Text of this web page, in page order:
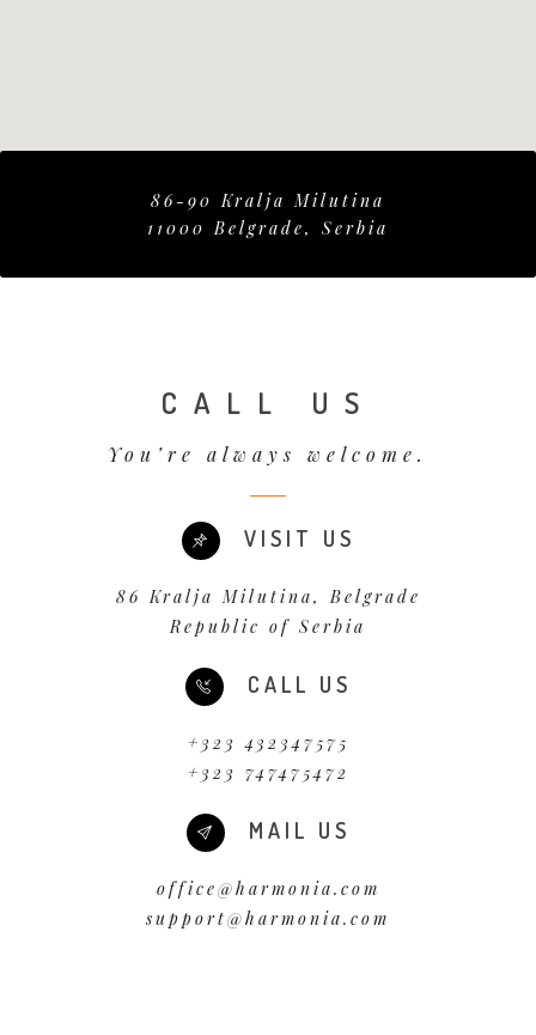
86-90 Kralja Milutina
11000 Belgrade, Serbia
CALL US
You’re always welcome.
VISIT US
86 Kralja Milutina, Belgrade
Republic of Serbia
CALL US
+323 432347575
+323 747475472
MAIL US
office@harmonia.com
support@harmonia.com